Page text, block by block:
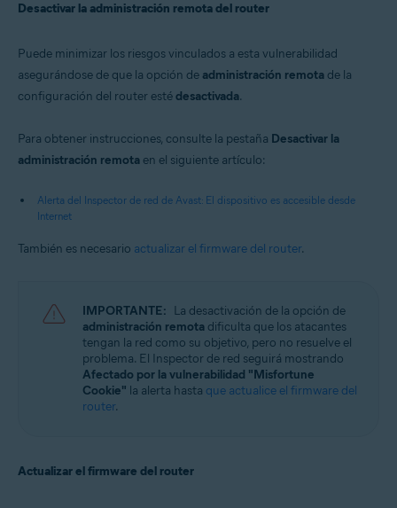
Desactivar la administración remota del router
Puede minimizar los riesgos vinculados a esta vulnerabilidad
asegurándose de que la opción de administración remota de la
configuración del router estédesactivada.
Para obtener instrucciones, consulte la pestaña Desactivar la
administración remota en el siguiente artículo:
Alerta del Inspector de red de Avast: El dispositivo es accesible desde
Internet
También es necesario actualizar el firmware del router.
IMPORTANTE: La desactivación de la opción de
administración remota dificulta que los atacantes
tengan la red como su objetivo, pero no resuelve el
problema. El Inspector de red seguirá mostrando
Afectado por la vulnerabilidad "Misfortune
Cookie" la alerta hasta que actualice el firmware del
router.
Actualizar el firmware del router